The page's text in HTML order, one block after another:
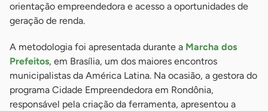
orientação empreendedora e acesso a oportunidades de
geração de renda.
A metodologia foi apresentada durante a Marcha dos
Prefeitos, em Brasília, um dos maiores encontros
municipalistas da América Latina. Na ocasião, a gestora do
programa Cidade Empreendedora em Rondônia,
responsável pela criação da ferramenta, apresentou a